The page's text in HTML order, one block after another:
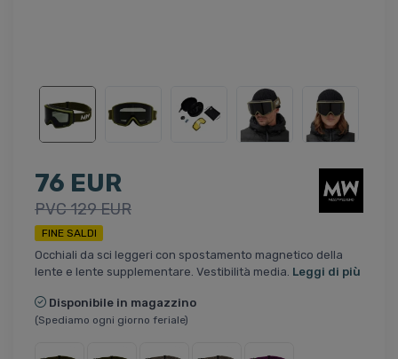
76 EUR
PVC 129 EUR
FINE SALDI
Occhiali da sci leggeri con spostamento magnetico della
lente e lente supplementare. Vestibilità media. Leggi di più
Disponibile in magazzino
(Spediamo ogni giorno feriale)